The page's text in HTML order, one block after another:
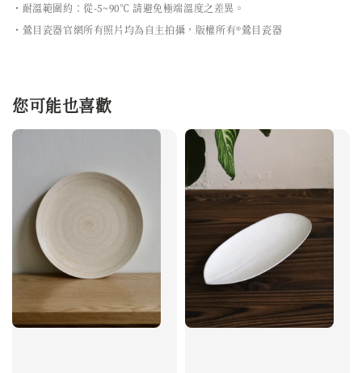
・耐溫範圍約：從-5~90℃ 請避免極端溫度之差異。
・鶯目瓷器官網所有照片均為自主拍攝，版權所有®鶯目瓷器
您可能也喜歡